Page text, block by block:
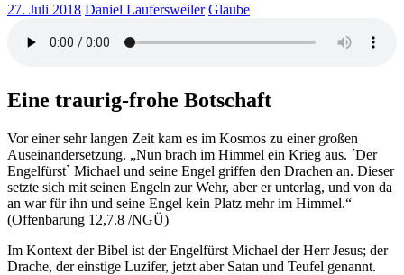
27. Juli 2018 Daniel Laufersweiler Glaube
Eine traurig-frohe Botschaft
Vor einer sehr langen Zeit kam es im Kosmos zu einer großen
Auseinandersetzung. „Nun brach im Himmel ein Krieg aus. ´Der
Engelfürst` Michael und seine Engel griffen den Drachen an. Dieser
setzte sich mit seinen Engeln zur Wehr, aber er unterlag, und von da
an war für ihn und seine Engel kein Platz mehr im Himmel.“
(Offenbarung 12,7.8 /NGÜ)
Im Kontext der Bibel ist der Engelfürst Michael der Herr Jesus; der
Drache, der einstige Luzifer, jetzt aber Satan und Teufel genannt.